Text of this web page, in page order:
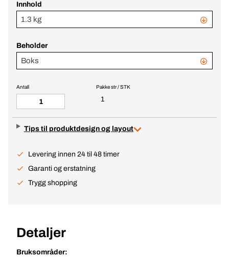
Innhold
1.3 kg
Beholder
Boks
Pakke str / STK
1
Antall
Tips til produktdesign og layout
Levering innen 24 til 48 timer
Garanti og erstatning
Trygg shopping
Detaljer
Bruksområder: